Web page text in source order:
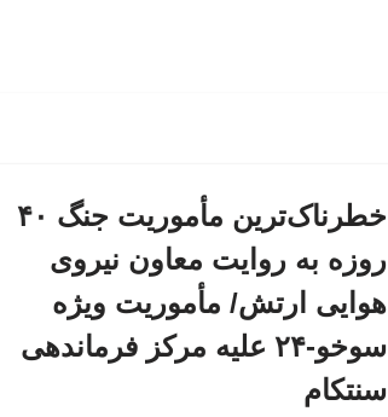
خطرناک‌ترین مأموریت جنگ ۴۰
روزه به روایت معاون نیروی
هوایی ارتش/ مأموریت ویژه
سوخو-۲۴ علیه مرکز فرماندهی
سنتکام